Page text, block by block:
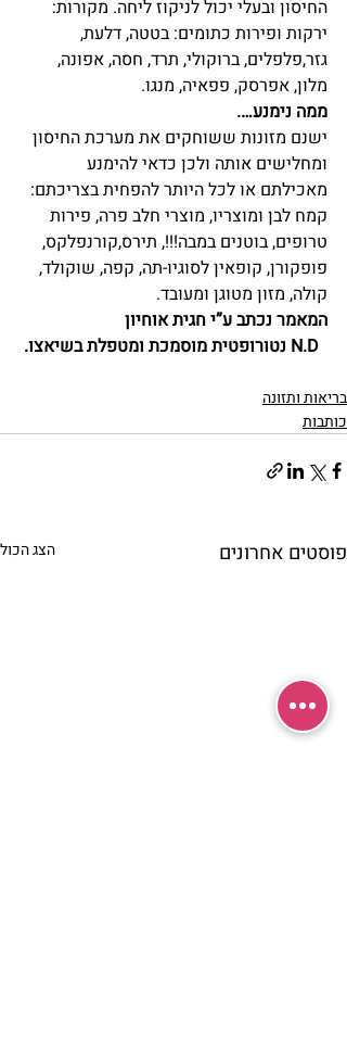
החיסון ובעלי יכול לניקוז ליחה. מקורות:
ירקות ופירות כתומים: בטטה, דלעת,
גזר,פלפלים, ברוקולי, תרד, חסה, אפונה,
מלון, אפרסק, פפאיה, מנגו.
ממה נימנע….
ישנם מזונות ששוחקים את מערכת החיסון
ומחלישים אותה ולכן כדאי להימנע
מאכילתם או לכל היותר להפחית בצריכתם:
קמח לבן ומוצריו, מוצרי חלב פרה, פירות
טרופים, בוטנים במבה!!!, תירס,קורנפלקס,
פופקורן, קופאין לסוגיו-תה, קפה, שוקולד,
קולה, מזון מטוגן ומעובד.
המאמר נכתב ע”י חגית אוחיון
בריאות ותזונה
כותבות
פוסטים אחרונים הצג הכול